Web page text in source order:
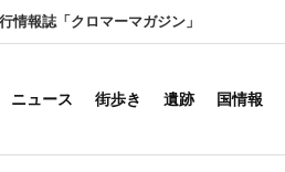
報誌「クロマーマガジン」
ニュース 街歩き 遺跡 国情報